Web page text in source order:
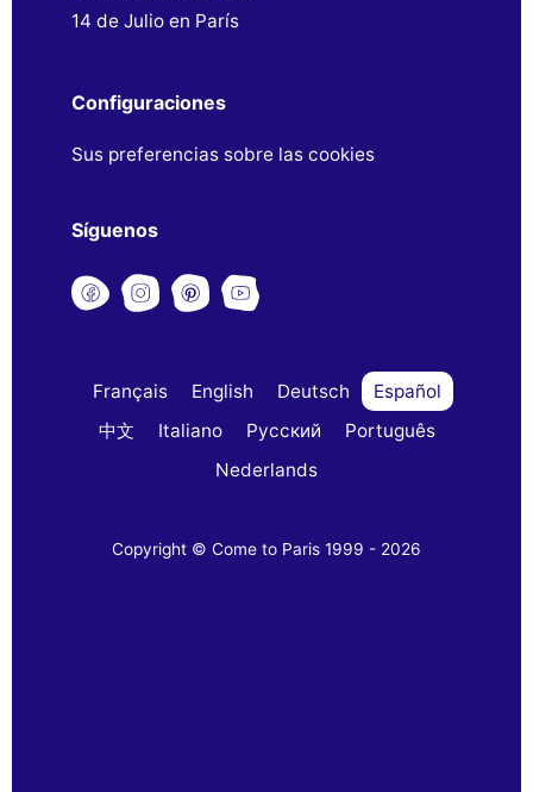
14 de Julio en París
Configuraciones
Sus preferencias sobre las cookies
Síguenos
Français English Deutsch
Español
中文
Italiano Русский
Português
Nederlands
Copyright © Come to Paris 1999 - 2026